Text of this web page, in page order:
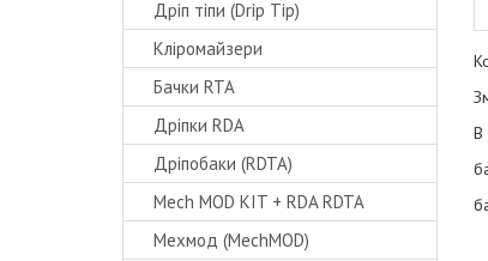
Дріп тіпи (Drip Tip)
Кліромайзери
Бачки RTA
Дріпки RDA
Дріпобаки (RDTA)
Mech MOD KIT + RDA RDTA
Мехмод (MechMOD)
В